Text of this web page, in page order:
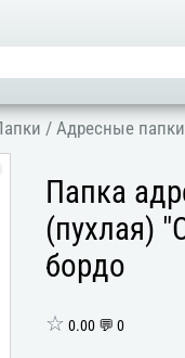
/Адресные папки
Папка
(пухлая)
бордо
☆ 0.00 💬 0